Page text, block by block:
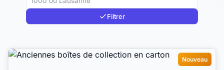
Filtrer
Nouveau